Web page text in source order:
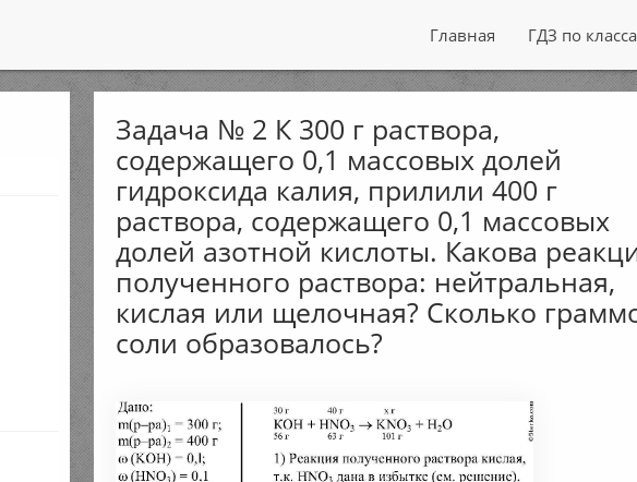
Главная ГДЗ по
Задача № 2 К 300 г раствора,
содержащего 0,1 массовых долей
гидроксида калия, прилили 400 г
раствора, содержащего 0,1 массовых
долей азотной кислоты. Какова
полученного раствора: нейтральная,
кислая или щелочная? Сколько
соли образовалось?